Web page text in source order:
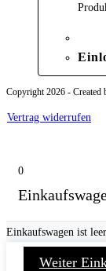
Copyright 2026 - Created
Vertrag widerrufen
0
Einkaufswagen ist leer
Weiter